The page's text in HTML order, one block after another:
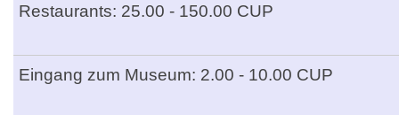
Restaurants: 25.00 - 150.00 CUP
Eingang zum Museum: 2.00 - 10.00 CUP